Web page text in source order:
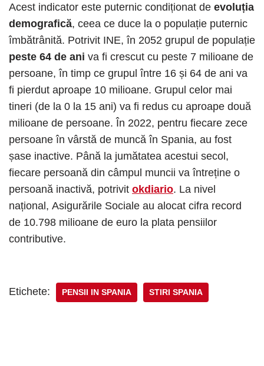
Acest indicator este puternic condiționat de evoluția
demografică, ceea ce duce la o populație puternic
îmbătrânită. Potrivit INE, în 2052 grupul de populație
peste 64 de ani va fi crescut cu peste 7 milioane de
persoane, în timp ce grupul între 16 și 64 de ani va
fi pierdut aproape 10 milioane. Grupul celor mai
tineri (de la 0 la 15 ani) va fi redus cu aproape două
milioane de persoane. În 2022, pentru fiecare zece
persoane în vârstă de muncă în Spania, au fost
șase inactive. Până la jumătatea acestui secol,
fiecare persoană din câmpul muncii va întreține o
persoană inactivă, potrivit okdiario. La nivel
național, Asigurările Sociale au alocat cifra record
de 10.798 milioane de euro la plata pensiilor
contributive.
Etichete: PENSII IN SPANIA STIRI SPANIA